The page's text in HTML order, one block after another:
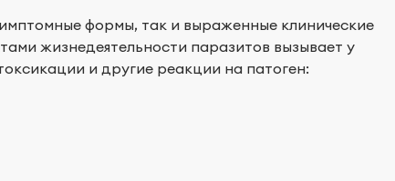
формы, так и выраженные клинические
жизнедеятельности паразитов вызывает у
и другие реакции на патоген: